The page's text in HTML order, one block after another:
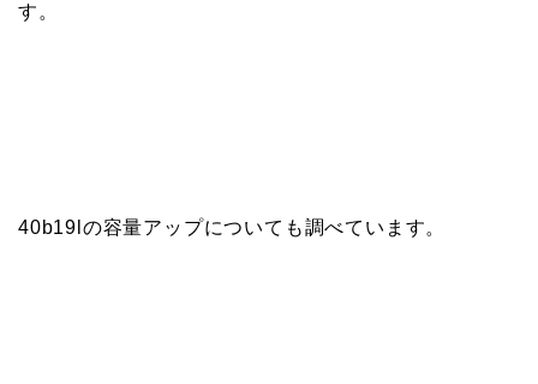
す。
40b19lの容量アップについても調べています。